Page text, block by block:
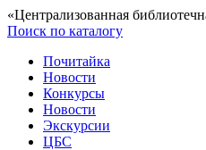
«Централизованная
Поиск по каталогу
Почитайка
Новости
Конкурсы
Новости
Экскурсии
ЦБС